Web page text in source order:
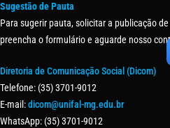
Sugestão de Pauta
Para sugerir pauta, solicitar a publicação
preencha o formulário e aguarde nosso
Diretoria de Comunicação Social (Dicom)
Telefone: (35) 3701-9012
E-mail:dicom@unifal-mg.edu.br
WhatsApp: (35) 3701-9012